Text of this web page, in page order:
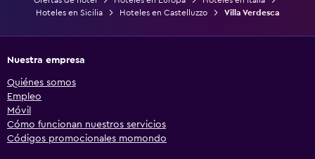
Hoteles en Sicilia
Hoteles en Castelluzzo Villa Verdesca
Nuestra empresa
Quiénes somos
Empleo
Móvil
Cómo funcionan nuestros servicios
Códigos promocionales momondo